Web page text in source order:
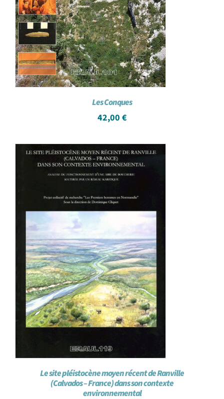
Les Conques
42,00 €
Le site pléistocène moyen récent de Ranville
(Calvados – France) dans son contexte
environnemental